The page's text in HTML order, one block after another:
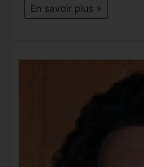
En savoir plus »